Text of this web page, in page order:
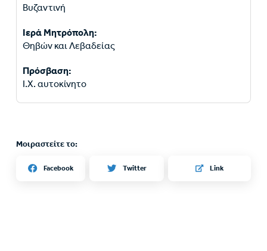
Βυζαντινή
Ιερά Μητρόπολη:
Θηβών και Λεβαδείας
Πρόσβαση:
Ι.Χ. αυτοκίνητο
Μοιραστείτε το:
Facebook Twitter Link